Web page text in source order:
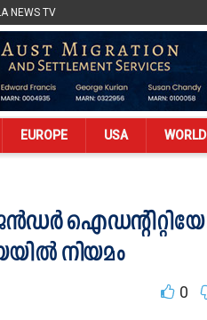
NEWS TV
EUROPE USA WORLD
നിയമം
0